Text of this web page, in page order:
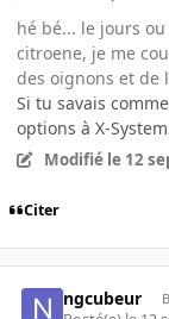
hé bé... le jours
citroene, je me
des oignons et de
Si tu savais
options à X-
Modifié le 12
Citer
ngcubeur